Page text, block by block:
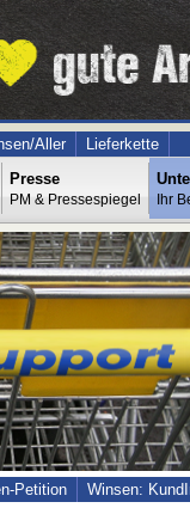
Aller
Lieferkette
Presse
PM & Pressespiegel Ihr
Petition Winsen: